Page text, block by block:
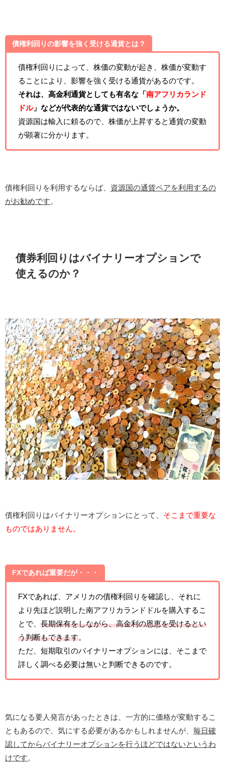
債権利回りの影響を強く受ける通貨とは？
債権利回りによって、株価の変動が起き、株価が変動す
ることにより、影響を強く受ける通貨があるのです。
それは、高金利通貨としても有名な「 南アフリカランド
ドル」などが代表的な通貨ではないでしょうか。
資源国は輸入に頼るので、株価が上昇すると通貨の変動
が顕著に分かります。
債権利回りを利用するならば、 資源国の通貨ペアを利用するの
がお勧めです 。
債券利回りはバイナリーオプションで
使えるのか？
債権利回りはバイナリーオプションにとって、 そこまで重要な
ものではありません。
FXであれば重要だが・・・
FXであれば、アメリカの債権利回りを確認し、それに
より先ほど説明した南アフリカランドドルを購入するこ
とで、 長期保有をしながら、高金利の恩恵を受けるとい
う判断もできます。
ただ、短期取引のバイナリーオプションには、そこまで
詳しく調べる必要は無いと判断できるのです。
気になる要人発言があったときは、一方的に価格が変動するこ
ともあるので、気にする必要があるかもしれませんが、 毎日確
認してからバイナリーオプションを行うほどではないというわ
けです 。